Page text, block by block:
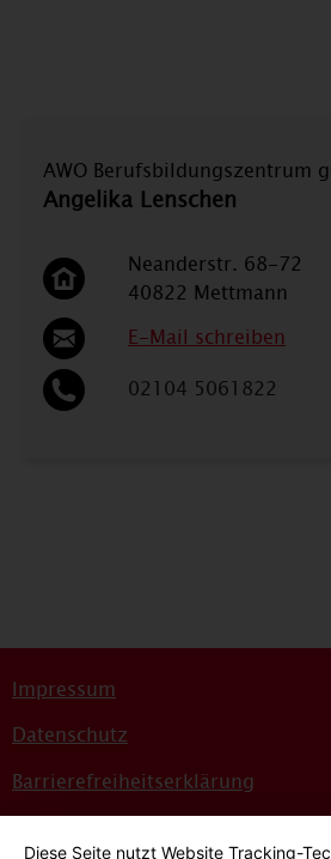
AWO Berufsbildungszentrum
Angelika Lenschen
Neanderstr. 68-72
40822 Mettmann
E-Mail schreiben
02104 5061822
Impressum
Datenschutz
Barrierefreiheitserklärung
Diese Seite nutzt Website Tracking-